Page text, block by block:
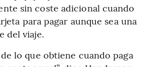
sin coste adicional cuando
para pagar aunque sea una
del viaje.
lo que obtiene cuando paga